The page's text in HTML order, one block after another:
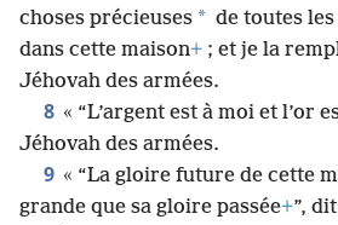
choses précieuses * de toutes
dans cette maison+ ; et je la
Jéhovah des armées.
8 « “L’argent est à moi et l’or
Jéhovah des armées.
9 « “La gloire future de cette
grande que sa gloire passée+”,